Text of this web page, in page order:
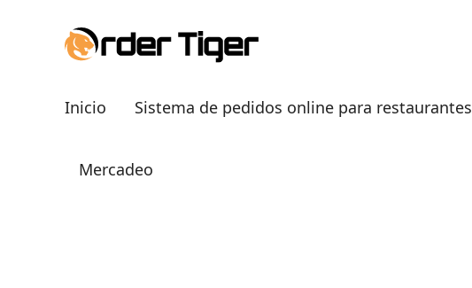
Inicio Sistema de pedidos online para restaurantes
Mercadeo